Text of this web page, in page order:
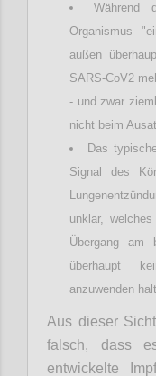
Während
Organismus
außen
SARS-CoV2
- und zwar
nicht beim
Das
Signal des
unklar,
Übergang am
überhaupt
anzuwenden
Aus dieser
falsch, dass
entwickelte